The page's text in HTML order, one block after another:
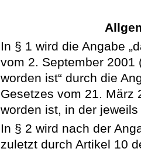
In § 1 wird die Angabe
vom 2. September 2001
worden ist“ durch die
Gesetzes vom 21. März
worden ist, in der
In § 2 wird nach der
zuletzt durch Artikel 10